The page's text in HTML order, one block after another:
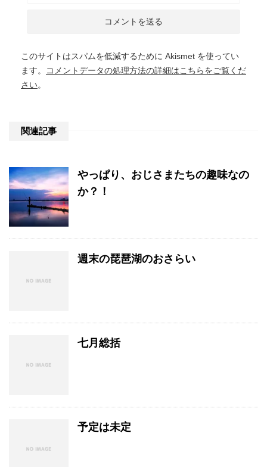
このサイトはスパムを低減するために Akismet を使ってい
ます。
コメントデータの処理方法の詳細はこちらをご覧くだ
さい。
関連記事
やっぱり、おじさまたちの趣味なの
か？！
週末の琵琶湖のおさらい
七月総括
予定は未定